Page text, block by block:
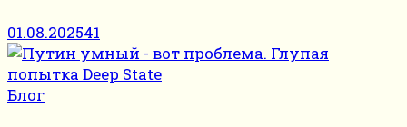
01.08.202541
Блог